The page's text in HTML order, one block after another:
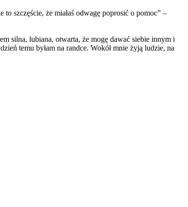
szczęście, że miałaś odwagę poprosić o pomoc” –
silna, lubiana, otwarta, że mogę dawać siebie innym i
temu byłam na randce. Wokół mnie żyją ludzie, na